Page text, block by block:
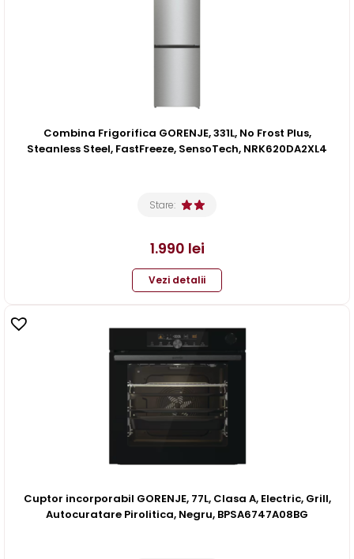
Combina Frigorifica GORENJE, 331L, No Frost Plus,
Steanless Steel, FastFreeze, SensoTech, NRK620DA2XL4
Stare:
1.990 lei
Vezi detalii
Cuptor incorporabil GORENJE, 77L, Clasa A, Electric, Grill,
Autocuratare Pirolitica, Negru, BPSA6747A08BG